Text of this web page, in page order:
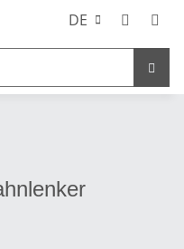
DE